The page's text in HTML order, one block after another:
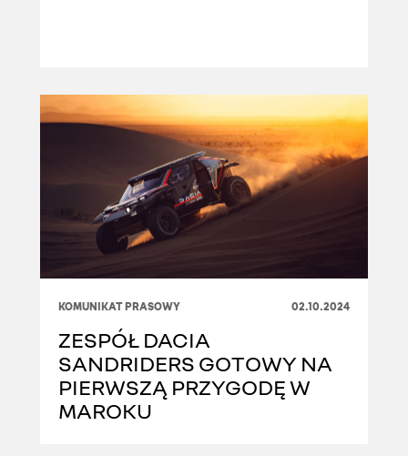
KOMUNIKAT PRASOWY 02.10.2024
ZESPÓŁ DACIA
SANDRIDERS GOTOWY NA
PIERWSZĄ PRZYGODĘ W
MAROKU